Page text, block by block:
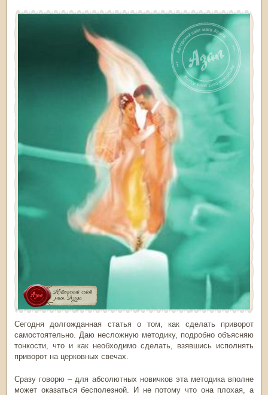
Сегодня долгожданная статья о том, как сделать приворот
самостоятельно. Даю несложную методику, подробно объясняю
тонкости, что и как необходимо сделать, взявшись исполнять
приворот на церковных свечах.
Сразу говорю – для абсолютных новичков эта методика вполне
может оказаться бесполезной. И не потому что она плохая, а